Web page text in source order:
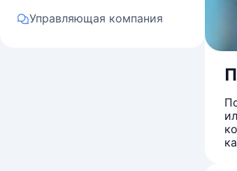
Управляющая компания